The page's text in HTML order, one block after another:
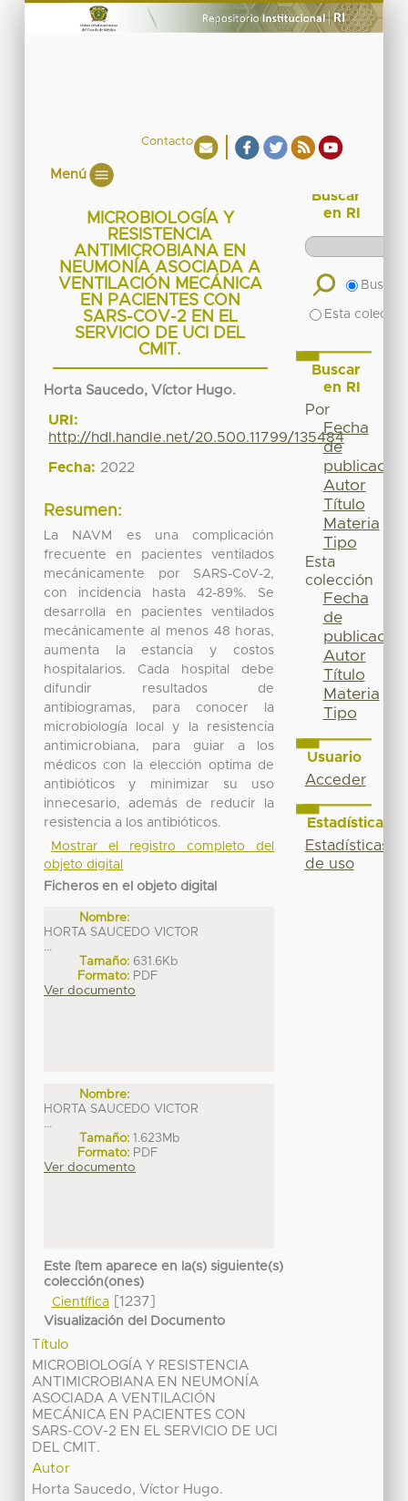
Contacto
Menú
MICROBIOLOGÍA Y
RESISTENCIA
ANTIMICROBIANA EN
NEUMONÍA ASOCIADA A
VENTILACIÓN MECÁNICA
EN PACIENTES CON
SARS-COV-2 EN EL
SERVICIO DE UCI DEL
CMIT.
Horta Saucedo, Víctor Hugo.
URI:
http://hdl.handle.net/20.500.11799/135484
Fecha: 2022
Resumen:
La NAVM es una complicación
frecuente en pacientes ventilados
mecánicamente por SARS-CoV-2,
con incidencia hasta 42-89%. Se
desarrolla en pacientes ventilados
mecánicamente al menos 48 horas,
aumenta la estancia y costos
hospitalarios. Cada hospital debe
difundir resultados de
antibiogramas, para conocer la
microbiología local y la resistencia
antimicrobiana, para guiar a los
médicos con la elección optima de
antibióticos y minimizar su uso
innecesario, además de reducir la
resistencia a los antibióticos.
Mostrar el registro completo del
objeto digital
Ficheros en el objeto digital
Nombre:
HORTA SAUCEDO VICTOR
...
Tamaño: 631.6Kb
Formato: PDF
Ver documento
Nombre:
HORTA SAUCEDO VICTOR
...
Tamaño: 1.623Mb
Formato: PDF
Ver documento
Este ítem aparece en la(s) siguiente(s)
colección(ones)
Científica[1237]
Visualización del Documento
Título
MICROBIOLOGÍA Y RESISTENCIA
ANTIMICROBIANA EN NEUMONÍA
ASOCIADA A VENTILACIÓN
MECÁNICA EN PACIENTES CON
SARS-COV-2 EN EL SERVICIO DE UCI
DEL CMIT.
Autor
Horta Saucedo, Víctor Hugo.
Buscar
en RI
Buscar
Esta
Buscar
en RI
Por
Fecha
de
publicación
Autor
Título
Materia
Tipo
Esta
colección
Fecha
de
publicación
Autor
Título
Materia
Tipo
Usuario
Acceder
Estadísticas
Estadísticas
de uso